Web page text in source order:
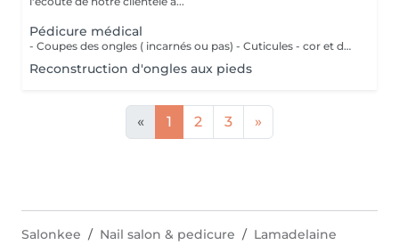
Pédicure médical
- Coupes des ongles ( incarnés ou pas) - Cuticules - cor et durillons - Petit massage - Pose de vernis semi-permanent couleur ( Si vous voulez une french, veuillez svp cocher l'onglet french en plus)
Reconstruction d'ongles aux pieds
« 1 2 3 »
Salonkee Nail salon & pedicure
Lamadelaine